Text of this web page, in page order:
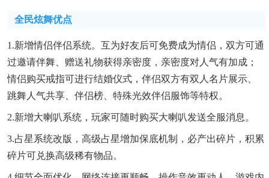
全民炫舞优点
1.新增情侣伴侣系统。互为好友后可免费成为情侣，双方可通
过邀请伴舞、赠送礼物获得亲密度，亲密度对人气有加成；
情侣购买戒指可进行结婚仪式，伴侣双方有双人名片展示、
跳舞人气共享、伴侣榜、特殊光效伴侣服饰等特权。
2.新增大喇叭系统，玩家可随时购买大喇叭发送全服消息。
3.占星系统改版，高级占星增加保底机制，必产出碎片，积累
碎片可兑换高级稀有物品。